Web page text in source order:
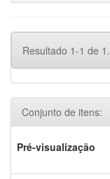
Resultado 1-1 de 1.
Conjunto de itens:
Pré-visualização